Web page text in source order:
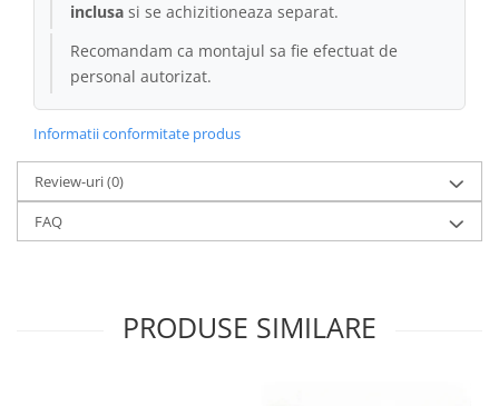
Conectică Renault
Conectică Kia
Conectică Hyundai
Conectică Mitsubishi
Lumini ambientale
inclusa si se achizitioneaza separat.
Recomandam ca montajul sa fie efectuat de
personal autorizat.
Informatii conformitate produs
Review-uri(0)
FAQ
PRODUSE SIMILARE